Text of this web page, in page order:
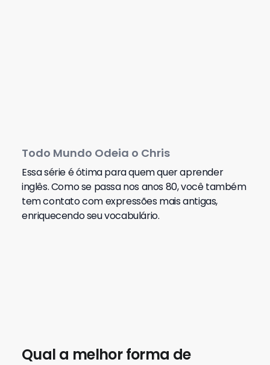
Todo Mundo Odeia o Chris
Essa série é ótima para quem quer aprender
inglês. Como se passa nos anos 80, você também
tem contato com expressões mais antigas,
enriquecendo seu vocabulário.
Qual a melhor forma de